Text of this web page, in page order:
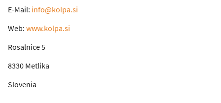
E-Mail: info@kolpa.si
Web: www.kolpa.si
Rosalnice 5
8330 Metlika
Slovenia